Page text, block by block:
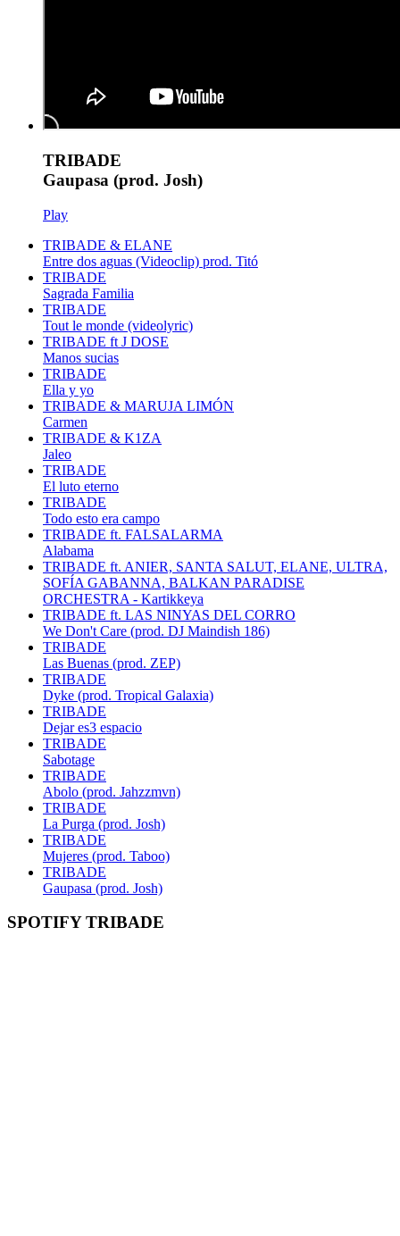
TRIBADE
Gaupasa (prod. Josh)
Play
TRIBADE & ELANE
Entre dos aguas (Videoclip) prod. Titó
TRIBADE
Sagrada Familia
TRIBADE
Tout le monde (videolyric)
TRIBADE ft J DOSE
Manos sucias
TRIBADE
Ella y yo
TRIBADE & MARUJA LIMÓN
Carmen
TRIBADE & K1ZA
Jaleo
TRIBADE
El luto eterno
TRIBADE
Todo esto era campo
TRIBADE ft. FALSALARMA
Alabama
TRIBADE ft. ANIER, SANTA SALUT, ELANE, ULTRA,
SOFÍA GABANNA, BALKAN PARADISE
ORCHESTRA - Kartikkeya
TRIBADE ft. LAS NINYAS DEL CORRO
We Don't Care (prod. DJ Maindish 186)
TRIBADE
Las Buenas (prod. ZEP)
TRIBADE
Dyke (prod. Tropical Galaxia)
TRIBADE
Dejar es3 espacio
TRIBADE
Sabotage
TRIBADE
Abolo (prod. Jahzzmvn)
TRIBADE
La Purga (prod. Josh)
TRIBADE
Mujeres (prod. Taboo)
TRIBADE
Gaupasa (prod. Josh)
SPOTIFY TRIBADE